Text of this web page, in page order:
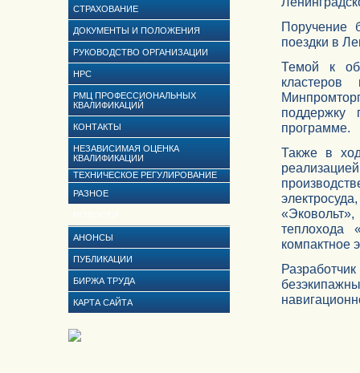
СТРАХОВАНИЕ
ДОКУМЕНТЫ И ПОЛОЖЕНИЯ
РУКОВОДСТВО ОРГАНИЗАЦИИ
НРС
РМЦ ПРОФЕССИОНАЛЬНЫХ
КВАЛИФИКАЦИЙ
КОНТАКТЫ
НЕЗАВИСИМАЯ ОЦЕНКА
КВАЛИФИКАЦИИ
ТЕХНИЧЕСКОЕ РЕГУЛИРОВАНИЕ
РАЗНОЕ
АНОНСЫ
ПУБЛИКАЦИИ
БИРЖА ТРУДА
КАРТА САЙТА
Поручение
поездки в
Темой к
поддержку
программе.
Также в
теплохода
компактное